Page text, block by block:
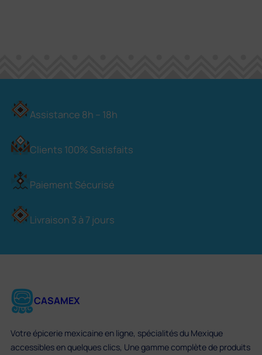
Assistance 8h – 18h
Clients 100% Satisfaits
Paiement Sécurisé
Livraison 3 à 7 jours
CASAMEX
Votre épicerie mexicaine en ligne, spécialités du Mexique
accessibles en quelques clics, Une gamme complète de produits